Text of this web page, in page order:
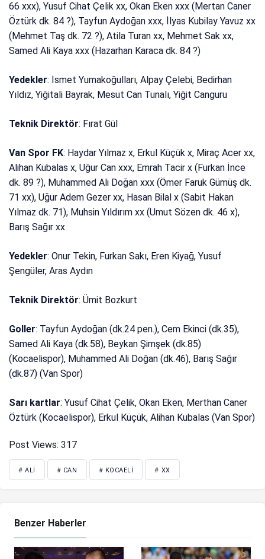
66 xxx), Yusuf Cihat Çelik xx, Okan Eken xxx (Mertan Caner
Öztürk dk. 84 ?), Tayfun Aydoğan xxx, İlyas Kubilay Yavuz xx
(Mehmet Taş dk. 72 ?), Atila Turan xx, Mehmet Sak xx,
Samed Ali Kaya xxx (Hazarhan Karaca dk. 84 ?)
Yedekler: İsmet Yumakoğulları, Alpay Çelebi, Bedirhan
Yıldız, Yiğitali Bayrak, Mesut Can Tunalı, Yiğit Canguru
Teknik Direktör: Fırat Gül
Van Spor FK: Haydar Yılmaz x, Erkul Küçük x, Miraç Acer xx,
Alihan Kubalas x, Uğur Can xxx, Emrah Tacir x (Furkan İnce
dk. 89 ?), Muhammed Ali Doğan xxx (Ömer Faruk Gümüş dk.
71 xx), Uğur Adem Gezer xx, Hasan Bilal x (Sabit Hakan
Yılmaz dk. 71), Muhsin Yıldırım xx (Umut Sözen dk. 46 x),
Barış Sağır xx
Yedekler: Onur Tekin, Furkan Sakı, Eren Kiyağ, Yusuf
Şengüler, Aras Aydın
Teknik Direktör: Ümit Bozkurt
Goller: Tayfun Aydoğan (dk.24 pen.), Cem Ekinci (dk.35),
Samed Ali Kaya (dk.58), Beykan Şimşek (dk.85)
(Kocaelispor), Muhammed Ali Doğan (dk.46), Barış Sağır
(dk.87) (Van Spor)
Sarı kartlar: Yusuf Cihat Çelik, Okan Eken, Merthan Caner
Öztürk (Kocaelispor), Erkul Küçük, Alihan Kubalas (Van Spor)
Post Views: 317
# ALI # CAN # KOCAELI # XX
Benzer Haberler